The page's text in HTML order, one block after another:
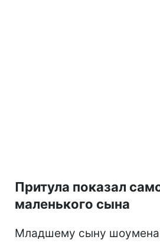
Притула показал
маленького сына
Младшему сыну шоумена